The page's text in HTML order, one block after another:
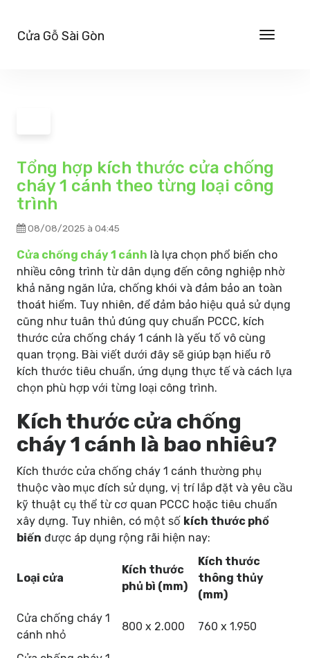
Toggle
Cửa Gỗ Sài Gòn
Tổng hợp kích thước cửa chống
cháy 1 cánh theo từng loại công
trình
08/08/2025 à 04:45
Cửa chống cháy 1 cánh là lựa chọn phổ biến cho
nhiều công trình từ dân dụng đến công nghiệp nhờ
khả năng ngăn lửa, chống khói và đảm bảo an toàn
thoát hiểm. Tuy nhiên, để đảm bảo hiệu quả sử dụng
cũng như tuân thủ đúng quy chuẩn PCCC, kích
thước cửa chống cháy 1 cánh là yếu tố vô cùng
quan trọng. Bài viết dưới đây sẽ giúp bạn hiểu rõ
kích thước tiêu chuẩn, ứng dụng thực tế và cách lựa
chọn phù hợp với từng loại công trình.
Kích thước cửa chống
cháy 1 cánh là bao nhiêu?
Kích thước cửa chống cháy 1 cánh thường phụ
thuộc vào mục đích sử dụng, vị trí lắp đặt và yêu cầu
kỹ thuật cụ thể từ cơ quan PCCC hoặc tiêu chuẩn
xây dựng. Tuy nhiên, có một số kích thước phổ
biến được áp dụng rộng rãi hiện nay:
Loại cửa
Kích thước
phủ bì (mm)
Kích thước
thông thủy
(mm)
Cửa chống cháy 1
cánh nhỏ
800 x 2.000 760 x 1.950